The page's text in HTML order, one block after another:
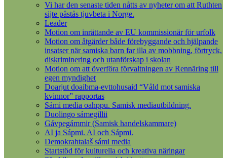
Vi har den senaste tiden nåtts av nyheter om att Ruthten
sijte påstås tjuvbeta i Norge.
Leader
Motion om inrättande av EU kommissionär för urfolk
Motion om åtgärder både förebyggande och hjälpande
insatser när samiska barn far illa av mobbning, förtryck,
diskriminering och utanförskap i skolan
Motion om att överföra förvaltningen av Rennäring till
egen myndighet
Doarjut doaibma-evttohusaid “Våld mot samiska
kvinnor” rapportas
Sámi media oahppu. Samisk mediautbildning.
Duolingo sámegillii
Gávpegámmir (Samisk handelskammare)
AI ja Sápmi. AI och Sápmi.
Demokrahtalaš sámi media
Startstöd för kulturella och kreativa näringar